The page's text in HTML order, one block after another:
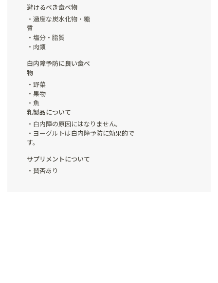
避けるべき食べ物
過度な炭水化物・糖
質
塩分・脂質
肉類
白内障予防に良い食べ
物
野菜
果物
魚
乳製品について
白内障の原因にはなりません。
ヨーグルトは白内障予防に効果的で
す。
サプリメントについて
賛否あり